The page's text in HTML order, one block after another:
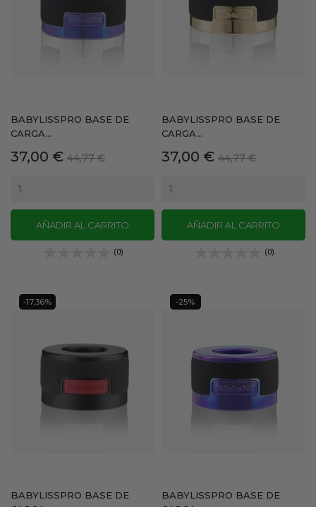
BABYLISSPRO BASE DE
CARGA...
Precio
37,00 € Precio
44,77 €
AÑADIR AL CARRITO
(0)
BABYLISSPRO BASE DE
CARGA...
Precio
37,00 € Precio
44,77 €
AÑADIR AL CARRITO
(0)
BABYLISSPRO BASE DE
-17,36%
BABYLISSPRO BASE DE
-25%